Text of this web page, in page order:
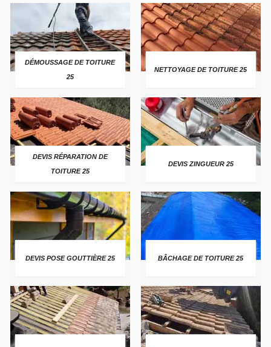
DÉMOUSSAGE DE TOITURE
25
NETTOYAGE DE TOITURE 25
DEVIS RÉPARATION DE
TOITURE 25
DEVIS ZINGUEUR 25
DEVIS POSE GOUTTIÈRE 25 BÂCHAGE DE TOITURE 25